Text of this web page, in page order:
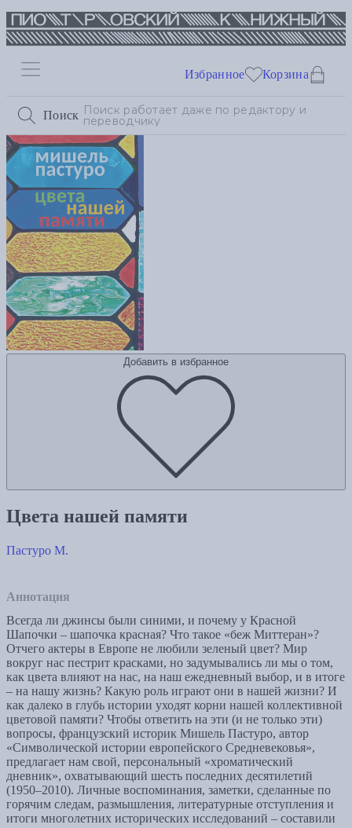
Поиск
Избранное Корзина
Добавить в избранное
Цвета нашей памяти
Пастуро М.
Аннотация
Всегда ли джинсы были синими, и почему у Красной
Шапочки – шапочка красная? Что такое «беж Миттеран»?
Отчего актеры в Европе не любили зеленый цвет? Мир
вокруг нас пестрит красками, но задумывались ли мы о том,
как цвета влияют на нас, на наш ежедневный выбор, и в итоге
– на нашу жизнь? Какую роль играют они в нашей жизни? И
как далеко в глубь истории уходят корни нашей коллективной
цветовой памяти? Чтобы ответить на эти (и не только эти)
вопросы, французский историк Мишель Пастуро, автор
«Символической истории европейского Средневековья»,
предлагает нам свой, персональный «хроматический
дневник», охватывающий шесть последних десятилетий
(1950–2010). Личные воспоминания, заметки, сделанные по
горячим следам, размышления, литературные отступления и
итоги многолетних исторических исследований – составили